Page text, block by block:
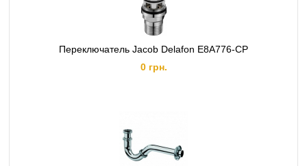
Переключатель Jacob Delafon E8A776-CP
0 грн.